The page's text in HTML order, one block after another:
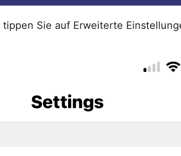
Sie auf Erweiterte